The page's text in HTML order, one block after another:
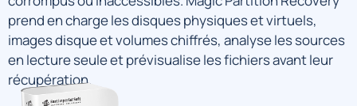
prend en charge les disques physiques et virtuels,
images disque et volumes chiffrés, analyse les sources
en lecture seule et prévisualise les fichiers avant leur
récupération.